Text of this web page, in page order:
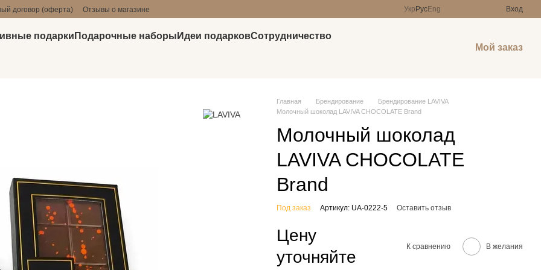
договор (оферта) Отзывы о магазине Укр РусEng Вход
подарки Подарочные наборы Идеи подарковСотрудничество
Мой заказ
Главная Брендирование
Брендирование LAVIVA
Молочный шоколад LAVIVA CHOCOLATE Brand
Молочный шоколад
LAVIVA CHOCOLATE
Brand
Под заказ Артикул: UA-0222-5 Оставить отзыв
Цену
уточняйте
К сравнению В желания